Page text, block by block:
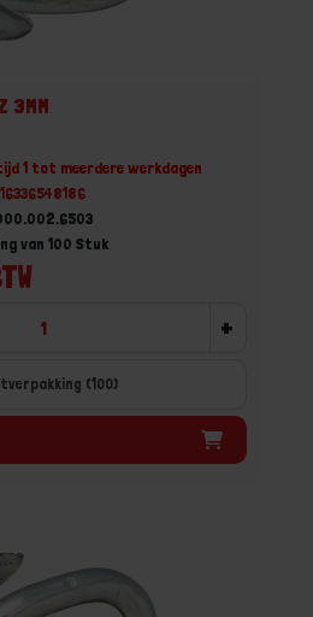
3MM
1 tot meerdere werkdagen
van 100 Stuk
+
(100)